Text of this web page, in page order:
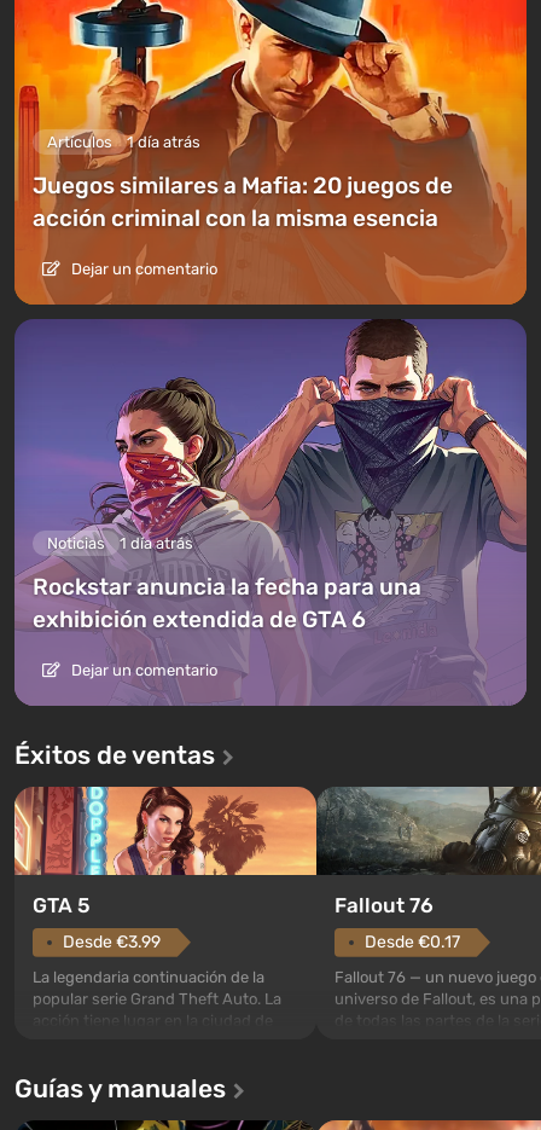
Artículos 1 día atrás
Juegos similares a Mafia: 20 juegos de
acción criminal con la misma esencia
Dejar un comentario
Noticias 1 día atrás
Rockstar anuncia la fecha para una
exhibición extendida de GTA 6
Dejar un comentario
Éxitos de ventas
GTA 5
Desde €3.99
La legendaria continuación de la
popular serie Grand Theft Auto. La
acción tiene lugar en la ciudad de
primera vez, el juego contará la
historia de tres personajes: Michael,
Fallout 76
Desde €0.17
Fallout 76 — un nuevo juego
universo de Fallout, es una
de todas las partes de la
Guías y manuales